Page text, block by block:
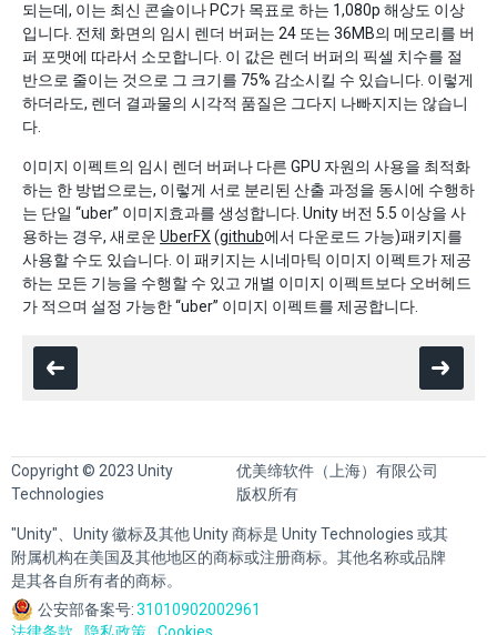
되는데, 이는 최신 콘솔이나 PC가 목표로 하는 1,080p 해상도 이상
입니다. 전체 화면의 임시 렌더 버퍼는 24 또는 36MB의 메모리를 버
퍼 포맷에 따라서 소모합니다. 이 값은 렌더 버퍼의 픽셀 치수를 절
반으로 줄이는 것으로 그 크기를 75% 감소시킬 수 있습니다. 이렇게
하더라도, 렌더 결과물의 시각적 품질은 그다지 나빠지지는 않습니
다.
이미지 이펙트의 임시 렌더 버퍼나 다른 GPU 자원의 사용을 최적화
하는 한 방법으로는, 이렇게 서로 분리된 산출 과정을 동시에 수행하
는 단일 “uber” 이미지효과를 생성합니다. Unity 버전 5.5 이상을 사
용하는 경우, 새로운 UberFX (github에서 다운로드 가능)패키지를
사용할 수도 있습니다. 이 패키지는 시네마틱 이미지 이펙트가 제공
하는 모든 기능을 수행할 수 있고 개별 이미지 이펙트보다 오버헤드
가 적으며 설정 가능한 “uber” 이미지 이펙트를 제공합니다.
Copyright © 2023 Unity
Technologies
优美缔软件（上海）有限公司
版权所有
"Unity"、Unity 徽标及其他 Unity 商标是 Unity Technologies 或其
附属机构在美国及其他地区的商标或注册商标。其他名称或品牌
是其各自所有者的商标。
公安部备案号:31010902002961